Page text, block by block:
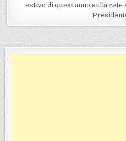
estivo di quest’anno sulla rete